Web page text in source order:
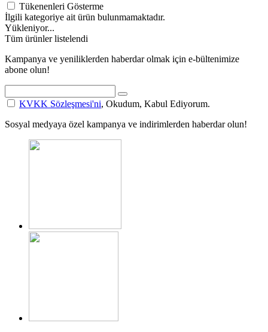
Tükenenleri Gösterme
İlgili kategoriye ait ürün bulunmamaktadır.
Yükleniyor...
Tüm ürünler listelendi
Kampanya ve yeniliklerden haberdar olmak için e-bültenimize
abone olun!
KVKK Sözleşmesi'ni, Okudum, Kabul Ediyorum.
Sosyal medyaya özel kampanya ve indirimlerden haberdar olun!